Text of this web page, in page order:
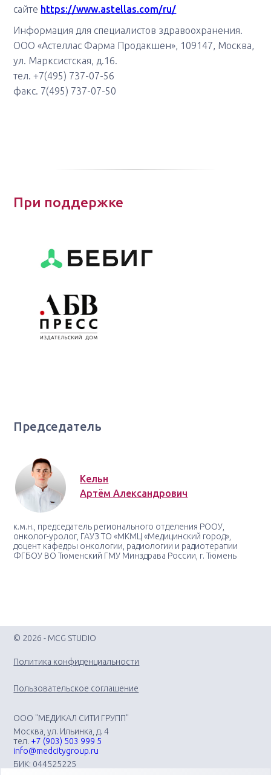
сайте https://www.astellas.com/ru/
Информация для специалистов здравоохранения.
ООО «Астеллас Фарма Продакшен», 109147, Москва,
ул. Марксистская, д.16.
тел. +7(495) 737-07-56
факс. 7(495) 737-07-50
При поддержке
Председатель
Кельн
Артём Александрович
к.м.н., председатель регионального отделения РООУ,
онколог-уролог, ГАУЗ ТО «МКМЦ «Медицинский город»,
доцент кафедры онкологии, радиологии и радиотерапии
ФГБОУ ВО Тюменский ГМУ Минздрава России, г. Тюмень
© 2026 - MCG STUDIO
Политика конфиденциальности
Пользовательское соглашение
ООО "МЕДИКАЛ СИТИ ГРУПП"
Москва, ул. Ильинка, д. 4
тел. +7 (903) 503 999 5
info@medcitygroup.ru
БИК: 044525225